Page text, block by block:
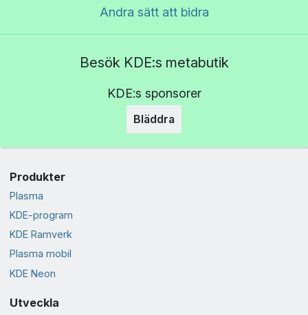
Andra sätt att bidra
Besök KDE:s metabutik
KDE:s sponsorer
Bläddra
Produkter
Plasma
KDE-program
KDE Ramverk
Plasma mobil
KDE Neon
Utveckla